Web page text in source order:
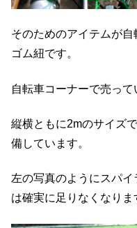
そのためのアイテムが
ゴム紐です。
自転車コーナーで売って
縦横ともに2mのサイズ
備しています。
左の写真のようにスパ
は確実に足りなくなりま